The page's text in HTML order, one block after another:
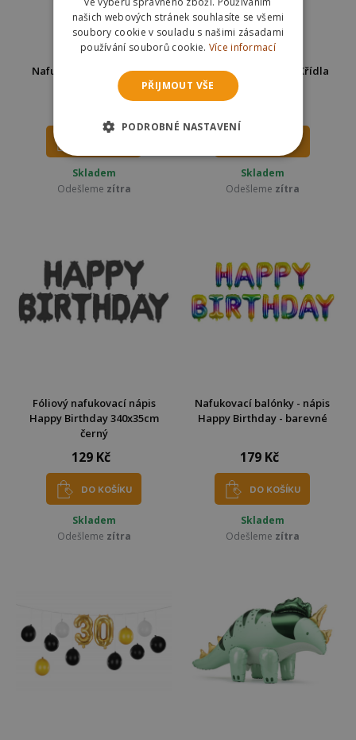
Nafukovací fóliový balón
74cm - Penis XL
Skladem
Odešleme zítra
Nafukovací balónek Křídla
bílá 104x60cm
DO KOŠÍKU
Skladem
Odešleme zítra
Fóliový nafukovací nápis
Happy Birthday 340x35cm
černý
129 Kč
DO KOŠÍKU
Skladem
Odešleme zítra
Nafukovací balónky - nápis
Happy Birthday - barevné
179 Kč
DO KOŠÍKU
Skladem
Odešleme zítra
našich webových stránek souhlasíte se všemi
soubory cookie v souladu s našimi zásadami
používání souborů cookie. Více informací
PŘIJMOUT VŠE
PODROBNÉ NASTAVENÍ